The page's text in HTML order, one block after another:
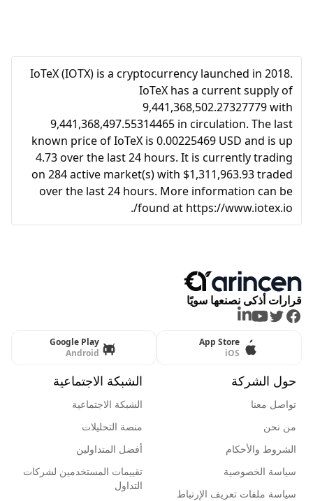
IoTeX (IOTX) is a cryptocurrency launched in 2018.
IoTeX has a current supply of
9,441,368,502.27327779 with
9,441,368,497.55314465 in circulation. The last
known price of IoTeX is 0.00225469 USD and is up
4.73 over the last 24 hours. It is currently trading
on 284 active market(s) with $1,311,963.93 traded
over the last 24 hours. More information can be
found at https://www.iotex.io/.
قرارات أذكى نصنعها سويًا
Facebook
Twitter
Youtube
LinkedIn
App Store
iOS
Google Play
Android
حول الشركة
تواصل معنا
من نحن
الشروط والأحكام
سياسة الخصوصية
سياسة ملفات تعريف الإرتباط
الشبكة الاجتماعية
الشبكة الاجتماعية
منصة التحليلات
أفضل المتداولين
تقييمات المستخدمين لشركات
التداول